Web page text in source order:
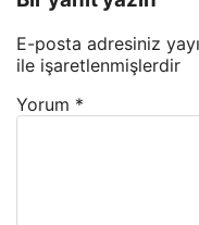
E-posta adresiniz
ile işaretlenmişlerdir
Yorum *